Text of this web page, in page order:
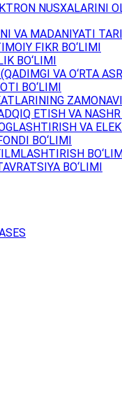
NUSXALARINI
VA MADANIYATI
FIKR BO‘LIMI
BO‘LIMI
VA O‘RTA
BO‘LIMI
ETISH VA
VA
BO‘LIMI
BO‘LIMI